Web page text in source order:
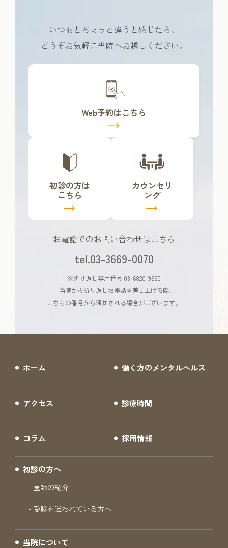
いつもとちょっと違うと感じたら、
どうぞお気軽に当院へお越しください。
Web予約はこちら
カ
ク
初診の方は
こちら
カ
カウンセリ
ング
カ
お電話でのお問い合わせはこちら
tel.03-3669-0070
※折り返し専用番号 03-6820-9560
当院から折り返しお電話を差し上げる際、
こちらの番号から通知される場合がございます。
ホーム 働く方のメンタルヘルス
アクセス 診療時間
コラム 採用情報
初診の方へ
医師の紹介
受診を迷われている方へ
当院について